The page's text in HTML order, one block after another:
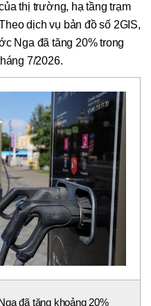
thị trường, hạ tầng trạm
dịch vụ bản đồ số 2GIS,
Nga đã tăng 20% trong
7/2026.
đã tăng khoảng 20%